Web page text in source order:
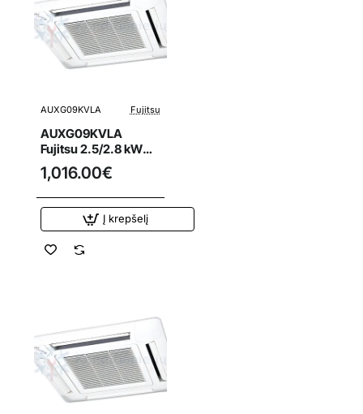
AUXG09KVLA Fujitsu
AUXG09KVLA
Fujitsu 2.5/2.8 kW
oro kondicionieriaus
kasetinis vidinis
blokas
1,016.00€
Į krepšelį